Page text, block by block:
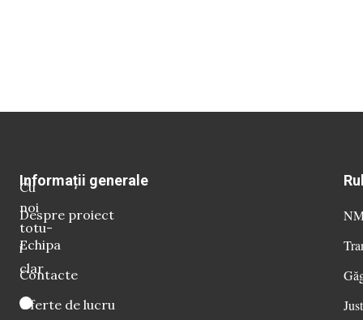
Cu
noi
totu-
i
clar
Informații generale
Despre proiect
Echipa
Contacte
Oferte de lucru